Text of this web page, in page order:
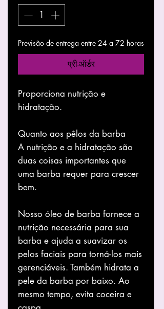
Previsão de entrega entre 24 a 72 horas
प्री-ऑर्डर
Proporciona nutrição e
hidratação.
Quanto aos pêlos da barba
A nutrição e a hidratação são
duas coisas importantes que
uma barba requer para crescer
bem.
Nosso óleo de barba fornece a
nutrição necessária para sua
barba e ajuda a suavizar os
pelos faciais para torná-los mais
gerenciáveis. Também hidrata a
pele da barba por baixo. Ao
mesmo tempo, evita coceira e